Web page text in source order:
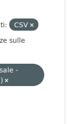
CSV
sulle
-